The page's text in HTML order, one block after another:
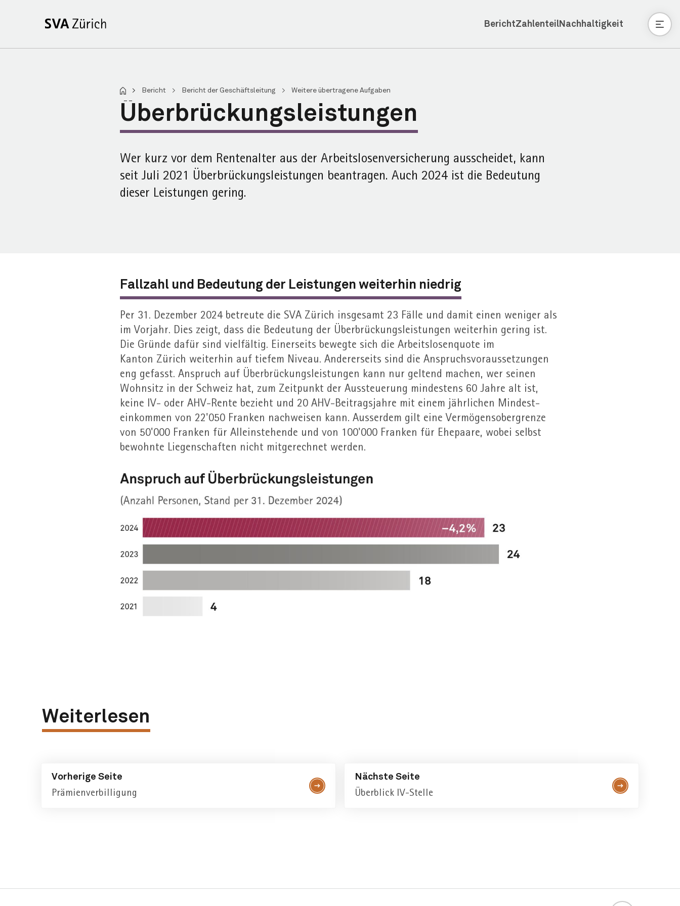
BerichtZahlenteilNachhaltigkeit
> Bericht > Bericht der Geschäftsleitung > Weitere übertragene Aufgaben
Überbrückungs­leistungen
Wer kurz vor dem Renten­alter aus der Arbeitslosen­versicherung ausscheidet, kann
seit Juli 2021 Überbrückungs­leistungen beantragen. Auch 2024 ist die Bedeutung
dieser Leistungen gering.
Fall­zahl und Bedeutung der Leistungen weiter­hin niedrig
Per 31. Dezember 2024 betreute die SVA Zürich insgesamt 23 Fälle und damit einen weniger als
im Vorjahr. Dies zeigt, dass die Bedeutung der Überbrückungs­leistungen weiterhin gering ist.
Die Gründe dafür sind viel­fältig. Einerseits bewegte sich die Arbeitslosen­quote im
Kanton Zürich weiterhin auf tiefem Niveau. Anderer­seits sind die Anspruchs­voraussetzungen
eng gefasst. Anspruch auf Überbrückungs­leistungen kann nur geltend machen, wer seinen
Wohn­sitz in der Schweiz hat, zum Zeit­punkt der Aus­steuerung mindestens 60 Jahre alt ist,
keine IV- oder AHV-Rente bezieht und 20 AHV-Beitrags­jahre mit einem jährlichen Mindest­
einkommen von 22'050 Franken nachweisen kann. Ausser­dem gilt eine Vermögens­obergrenze
von 50'000 Franken für Allein­stehende und von 100'000 Franken für Ehe­paare, wobei selbst
bewohnte Liegen­schaften nicht mit­gerechnet werden.
Weiterlesen
Vorherige Seite
Prämienverbilligung
Nächste Seite
Überblick IV-Stelle